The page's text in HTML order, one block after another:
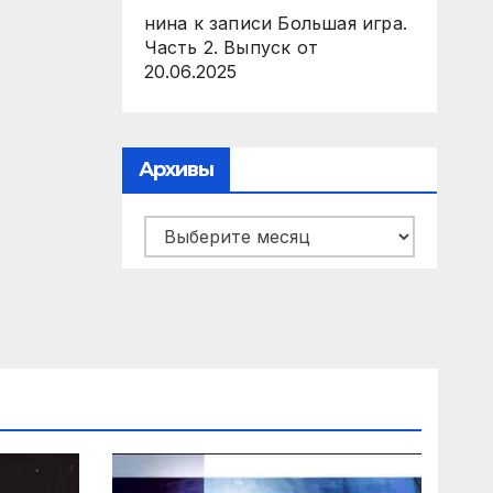
нина к записи Большая игра.
Часть 2. Выпуск от
20.06.2025
Архивы
Архивы